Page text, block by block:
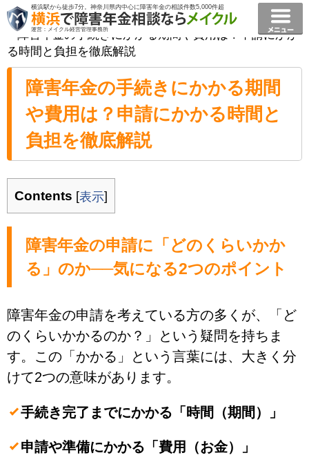
横浜駅から徒歩7分。神奈川県内中心に障害年金の相談件数5,000件超
運営：メイクル経営管理事務所
横浜で障害年金相談ならメイクル障害年金横浜
コラム
>障害年金の手続きにかかる期間や費用は？申請にかか
る時間と負担を徹底解説
障害年金の手続きにかかる期間
や費用は？申請にかかる時間と
負担を徹底解説
Contents [表示]
障害年金の申請に「どのくらいかか
る」のか──気になる2つのポイント
障害年金の申請を考えている方の多くが、「ど
のくらいかかるのか？」という疑問を持ちま
す。この「かかる」という言葉には、大きく分
けて2つの意味があります。
手続き完了までにかかる「時間（期間）」
申請や準備にかかる「費用（お金）」